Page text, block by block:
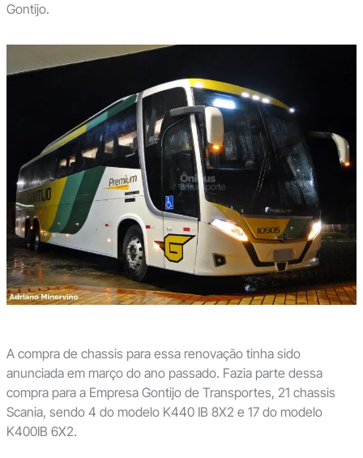
Gontijo.
A compra de chassis para essa renovação tinha sido
anunciada em março do ano passado. Fazia parte dessa
compra para a Empresa Gontijo de Transportes, 21 chassis
Scania, sendo 4 do modelo K440 IB 8X2 e 17 do modelo
K400IB 6X2.